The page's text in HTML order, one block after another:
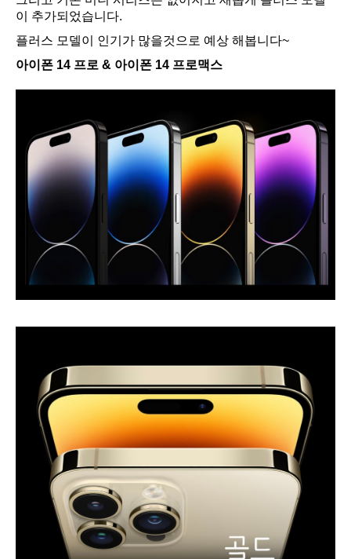
이 추가되었습니다.
플러스 모델이 인기가 많을것으로 예상 해봅니다~
아이폰 14 프로 & 아이폰 14 프로맥스